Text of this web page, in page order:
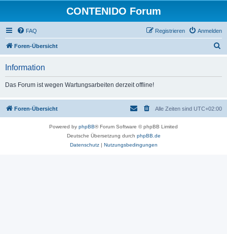
CONTENIDO Forum
FAQ Anmelden
Registrieren
Foren-Übersicht
Information
Das Forum ist wegen Wartungsarbeiten derzeit offline!
Foren-Übersicht Alle Zeiten sind UTC+02:00
Powered by phpBB® Forum Software © phpBB Limited
Deutsche Übersetzung durch phpBB.de
Datenschutz| Nutzungsbedingungen